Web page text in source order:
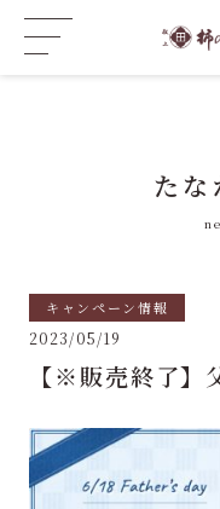
たな
キャンペーン情報
2023/05/19
【※販売終了】